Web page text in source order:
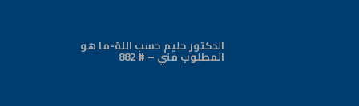
الدكتور حليم حسب اللة-ما هو
المطلوب مني – # 882